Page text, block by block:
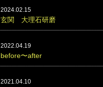
2024.02.15
玄関 大理石研磨
2022.04.19
before〜after
2021.04.10